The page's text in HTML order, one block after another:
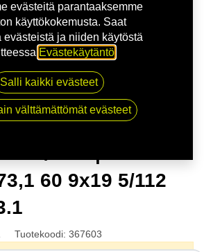
| 9X19 5-112 E40 C73,1 60 9x19
60 9x19 5/112
Tuotekoodi: 367603
evästeitä parantaaksemme
käyttökokemusta. Saat
evästeistä ja niiden käytöstä
Evästekäytäntö
Salli kaikki evästeet
välttämättömät evästeet